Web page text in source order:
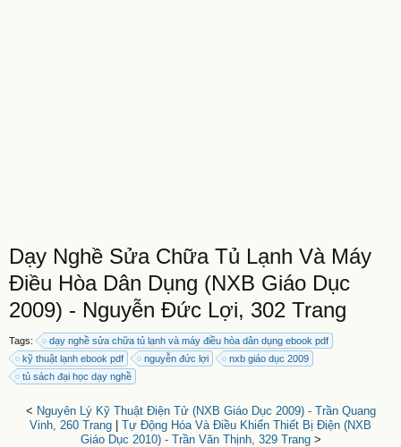
Dạy Nghề Sửa Chữa Tủ Lạnh Và Máy
Điều Hòa Dân Dụng (NXB Giáo Dục
2009) - Nguyễn Đức Lợi, 302 Trang
Tags:
dạy nghề sửa chữa tủ lạnh và máy điều hòa dân dụng ebook pdf
kỹ thuật lạnh ebook pdf
nguyễn đức lợi
nxb giáo dục 2009
tủ sách đại học dạy nghề
< Nguyên Lý Kỹ Thuật Điện Tử (NXB Giáo Dục 2009) - Trần Quang
Vinh, 260 Trang
Tự Động Hóa Và Điều Khiển Thiết Bị Điện (NXB
Giáo Dục 2010) - Trần Văn Thịnh, 329 Trang>